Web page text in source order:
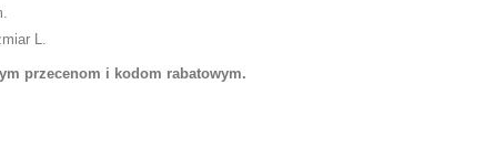
L.
przecenom i kodom rabatowym.